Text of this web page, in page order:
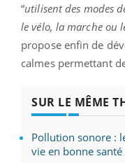
“utilisent des modes
le vélo, la marche ou
propose enfin de
calmes permettant
SUR LE MÊME
Pollution sonore :
vie en bonne